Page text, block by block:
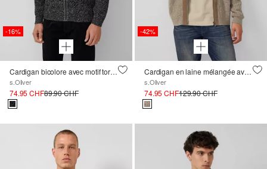
-16%
Cardigan bicolore avec motif torsadé et col montant
s.Oliver
74.95 CHF89.90 CHF
-42%
Cardigan en laine mélangée avec structure et détails en velours côtelé
s.Oliver
74.95 CHF129.90 CHF